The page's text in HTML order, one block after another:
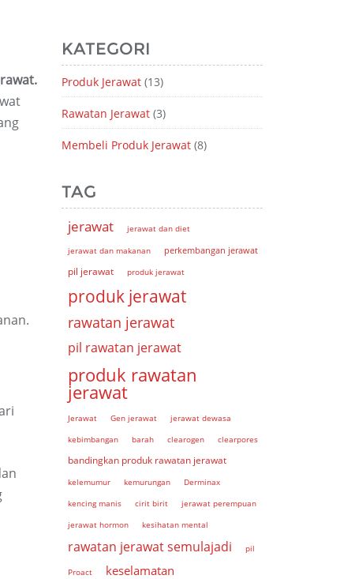
KATEGORI
Produk Jerawat (13)
Rawatan Jerawat (3)
Membeli Produk Jerawat (8)
TAG
jerawat
jerawat dan diet
jerawat dan makanan
perkembangan jerawat
pil jerawat produk jerawat
produk jerawat
rawatan jerawat
pil rawatan jerawat
produk rawatan
jerawat
Jerawat Gen jerawat
jerawat dewasa
kebimbangan
barah clearogen clearpores
bandingkan produk rawatan jerawat
kelemumur kemurungan
Derminax
kencing manis
cirit birit
jerawat perempuan
jerawat hormon
kesihatan mental
rawatan jerawat semulajadi pil
Proact keselamatan